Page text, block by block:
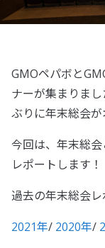
GMOペパボと
ナーが集まりま
ぶりに年末総会が
今回は、年末総
レポートします！
過去の年末総会
2021年/ 2020年/